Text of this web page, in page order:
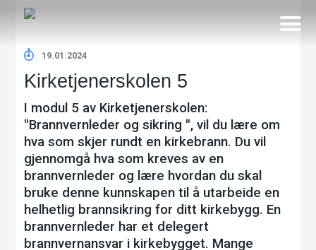
19.01.2024
Kirketjenerskolen 5
I modul 5 av Kirketjenerskolen:
"Brannvernleder og sikring ", vil du lære om
hva som skjer rundt en kirkebrann. Du vil
gjennomgå hva som kreves av en
brannvernleder og lære hvordan du skal
bruke denne kunnskapen til å utarbeide en
helhetlig brannsikring for ditt kirkebygg. En
brannvernleder har et delegert
brannvernansvar i kirkebygget. Mange